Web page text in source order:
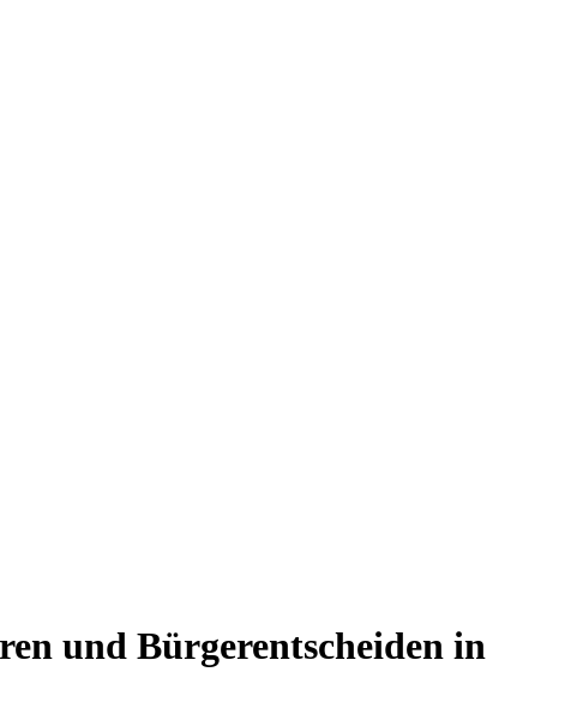
und Bürgerentscheiden in